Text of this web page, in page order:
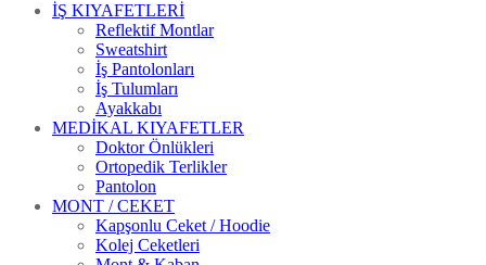
İŞ KIYAFETLERİ
Reflektif Montlar
Sweatshirt
İş Pantolonları
İş Tulumları
Ayakkabı
MEDİKAL KIYAFETLER
Doktor Önlükleri
Ortopedik Terlikler
Pantolon
MONT / CEKET
Kapşonlu Ceket / Hoodie
Kolej Ceketleri